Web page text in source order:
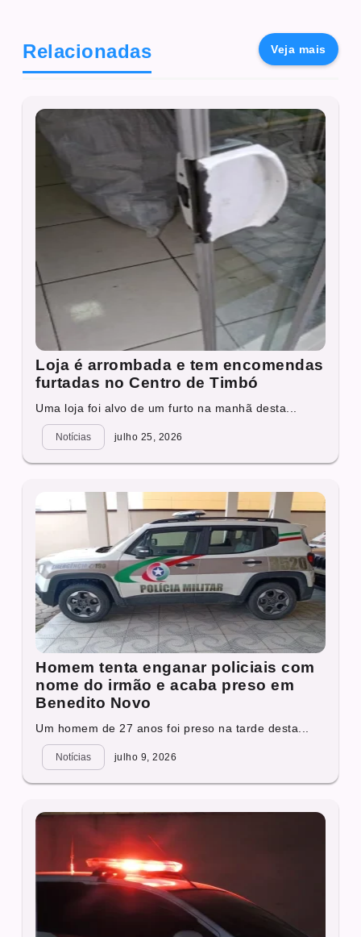
Relacionadas Veja mais
Loja é arrombada e tem encomendas
furtadas no Centro de Timbó
Uma loja foi alvo de um furto na manhã desta...
Notícias julho 25, 2026
Homem tenta enganar policiais com
nome do irmão e acaba preso em
Benedito Novo
Um homem de 27 anos foi preso na tarde desta...
Notícias julho 9, 2026